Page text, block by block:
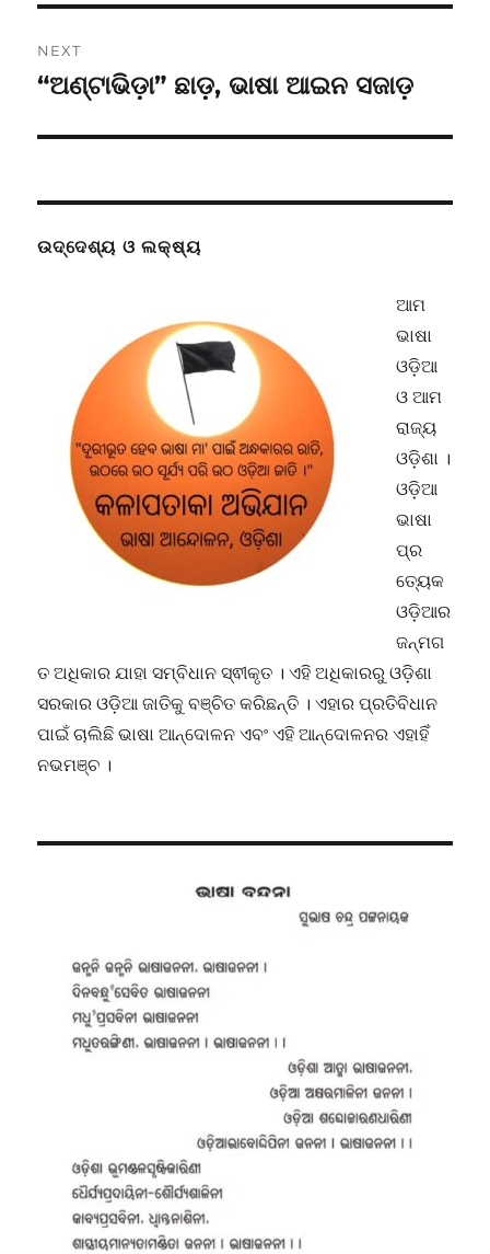
NEXT
Next
“ଅଣ୍ଟାଭିଡ଼ା” ଛାଡ଼, ଭାଷା ଆଇନ ସଜାଡ଼
ଉଦ୍ଦେଶ୍ୟ ଓ ଲକ୍ଷ୍ୟ
ଆମ
ଭାଷା
ଓଡ଼ିଆ
ଓ ଆମ
ରାଜ୍ୟ
ଓଡ଼ିଶା ।
ଓଡ଼ିଆ
ଭାଷା
ପ୍ର
ତ୍ୟେକ
ଓଡ଼ିଆର
ଜନ୍ମଗ
ତ ଅଧିକାର ଯାହା ସମ୍ବିଧାନ ସ୍ଵୀକୃତ । ଏହି ଅଧିକାରରୁ ଓଡ଼ିଶା
ସରକାର ଓଡ଼ିଆ ଜାତିକୁ ବଞ୍ଚିତ କରିଛନ୍ତି । ଏହାର ପ୍ରତିବିଧାନ
ପାଇଁ ଚାଲିଛି ଭାଷା ଆନ୍ଦୋଳନ ଏବଂ ଏହି ଆନ୍ଦୋଳନର ଏହାହିଁ
ନଭମଞ୍ଚ ।